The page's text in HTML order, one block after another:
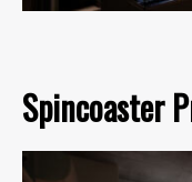
Spincoaster